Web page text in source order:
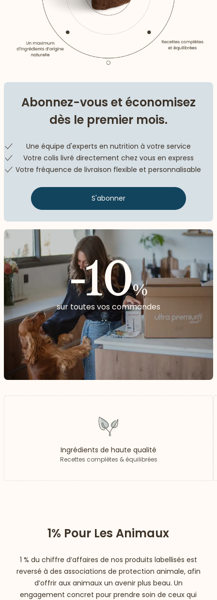
-10%
sur toutes vos commandes
Abonnez-vous et économisez
dès le premier mois.
Une équipe d'experts en nutrition à votre service
Votre colis livré directement chez vous en express
Votre fréquence de livraison flexible et personnalisable
S'abonner
Ingrédients de haute qualité
Recettes complètes & équilibrées
1% Pour Les Animaux
1 % du chiffre d’affaires de nos produits labellisés est
reversé à des associations de protection animale, afin
d’offrir aux animaux un avenir plus beau. Un
engagement concret pour prendre soin de ceux qui